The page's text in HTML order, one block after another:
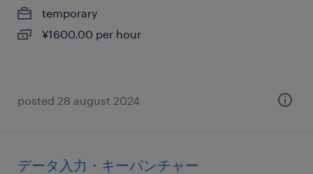
temporary
¥1600.00 per hour
posted 28 august 2024
データ入力・キーパンチャー